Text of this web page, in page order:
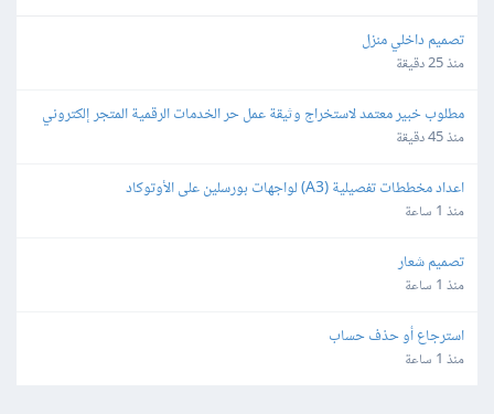
تصميم داخلي منزل
منذ 25 دقيقة
مطلوب خبير معتمد لاستخراج وثيقة عمل حر الخدمات الرقمية المتجر إلكتروني
منذ 45 دقيقة
اعداد مخططات تفصيلية (A3) لواجهات بورسلين على الأوتوكاد
منذ 1 ساعة
تصميم شعار
منذ 1 ساعة
استرجاع أو حذف حساب
منذ 1 ساعة